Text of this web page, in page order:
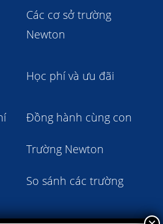
Các cơ sở trường
Newton
Học phí và ưu đãi
Đồng hành cùng con
Trường Newton
So sánh các trường